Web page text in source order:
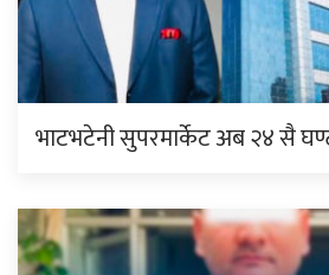
भाटभटेनी सुपरमार्केट अब २४ सै